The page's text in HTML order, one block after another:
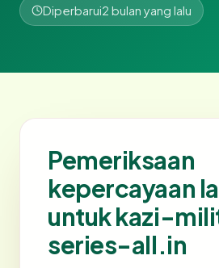
Diperbarui2 bulan yang lalu
Pemeriksaan
kepercayaan
untuk kazi-
series-all.in